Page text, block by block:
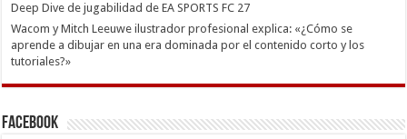
Deep Dive de jugabilidad de EA SPORTS FC 27
Wacom y Mitch Leeuwe ilustrador profesional explica: «¿Cómo se
aprende a dibujar en una era dominada por el contenido corto y los
tutoriales?»
Facebook